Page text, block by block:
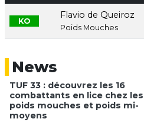
KO
Flavio de Queiroz
Poids Mouches
News
TUF 33 : découvrez les 16
combattants en lice chez les
poids mouches et poids mi-
moyens